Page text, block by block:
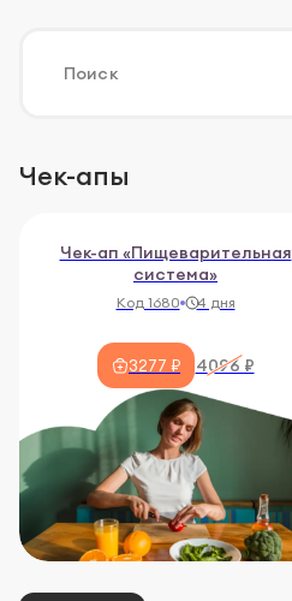
Чек-апы
Чек-ап «Пищеварительная
система»
Код 1680 4 дня
3277 ₽ 4096 ₽